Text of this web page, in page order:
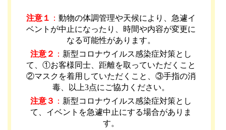
注意１ ：動物の体調管理や天候により、急遽イ
ベントが中止になったり、時間や内容が変更に
なる可能性があります。
注意２ ： 新型コロナウイルス感染症対策とし
て、①お客様同士、距離を取っていただくこと
②マスクを着用していただくこと、③手指の消
毒、以上3点にご協力ください。
注意３ ： 新型コロナウイルス感染症対策とし
て、イベントを急遽中止にする場合がありま
す。